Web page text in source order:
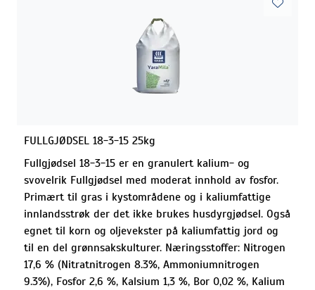
FULLGJØDSEL 18-3-15 25kg
Fullgjødsel 18-3-15 er en granulert kalium- og
svovelrik Fullgjødsel med moderat innhold av fosfor.
Primært til gras i kystområdene og i kaliumfattige
innlandsstrøk der det ikke brukes husdyrgjødsel. Også
egnet til korn og oljevekster på kaliumfattig jord og
til en del grønnsakskulturer. Næringsstoffer: Nitrogen
17,6 % (Nitratnitrogen 8.3%, Ammoniumnitrogen
9.3%), Fosfor 2,6 %, Kalsium 1,3 %, Bor 0,02 %, Kalium